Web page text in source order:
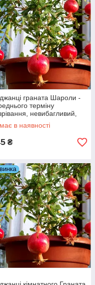
граната Шароли -
терміну
невибагливий,
в наявності
₴